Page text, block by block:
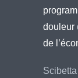
douleur
de
Scibetta